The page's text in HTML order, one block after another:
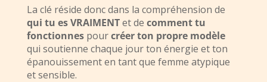
La clé réside donc dans la compréhension de
qui tu es VRAIMENTet de comment tu
fonctionnespourcréer ton propre modèle
qui soutienne chaque jour ton énergie et ton
épanouissement en tant que femme atypique
et sensible.